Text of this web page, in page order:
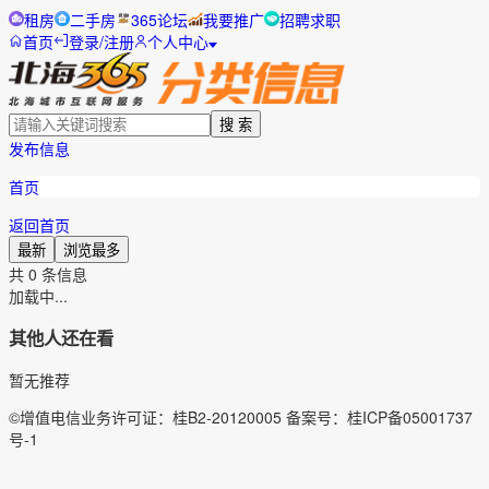
租房 二手房 365论坛 我要推广
招聘求职
首页
登录/注册 个人中心
搜 索
发布信息
首页
返回首页
最新 浏览最多
共 0 条信息
加载中...
其他人还在看
暂无推荐
©增值电信业务许可证：桂B2-20120005 备案号：桂ICP备05001737
号-1